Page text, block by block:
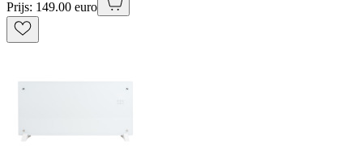
Prijs: 149.00 euro